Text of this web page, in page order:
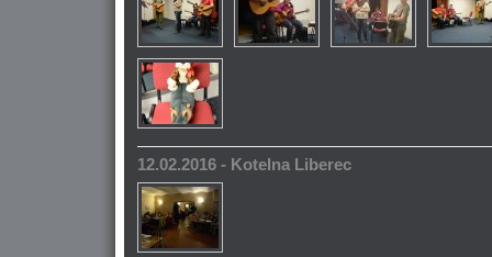
12.02.2016 - Kotelna Liberec